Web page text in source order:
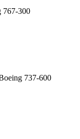
767-300
737-600